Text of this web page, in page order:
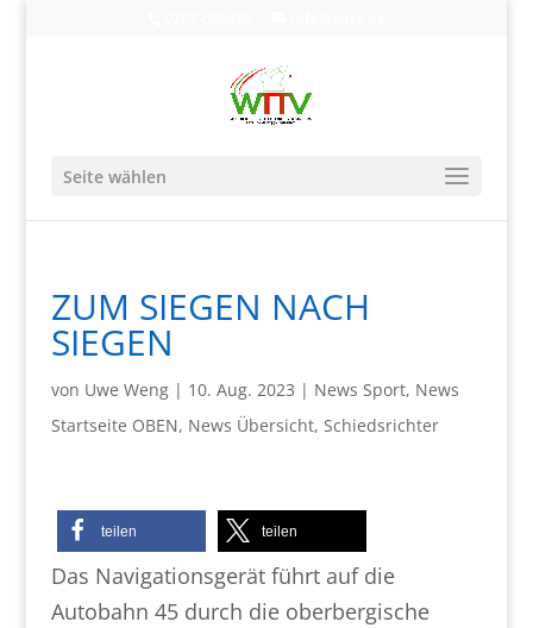
Seite wählen
ZUM SIEGEN NACH
SIEGEN
von Uwe Weng| 10. Aug. 2023 | News Sport, News
Startseite OBEN, News Übersicht, Schiedsrichter
teilen teilen
Das Navigationsgerät führt auf die
Autobahn 45 durch die oberbergische